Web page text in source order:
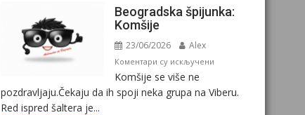
znaš
pitaj
Beogradska špijunka:
Komšije
23/06/2026 Alex
Коментари су искљученина
špijunka:
Komšije se više ne
pozdravljaju.Čekaju da ih spoji neka grupa na Viberu.
Red ispred šaltera je...